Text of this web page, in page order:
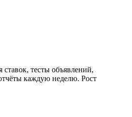
тесты объявлений,
каждую неделю. Рост